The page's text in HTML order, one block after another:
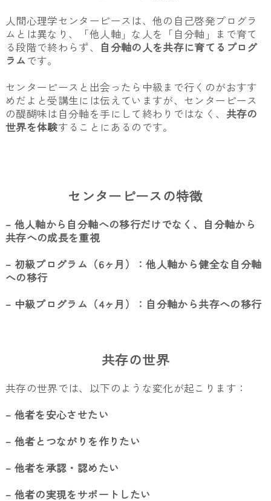
人間心理学センターピースは、他の自己啓発プログラ
ムとは異なり、「他人軸」な人を「自分軸」まで育て
る段階で終わらず、
自分軸の人を共存に育てるプログ
ラム です。
センターピースと出会ったら中級まで行くのがおすす
めだよと受講生には伝えていますが、センターピース
の醍醐味は自分軸を手にして終わりではなく、 共存の
世界を体験することにあるのです。
センターピースの特徴
– 他人軸から自分軸への移行だけでなく、自分軸から
共存への成長を重視
– 初級プログラム（6ヶ月）：他人軸から健全な自分軸
への移行
– 中級プログラム（4ヶ月）：自分軸から共存への移行
共存の世界
共存の世界では、以下のような変化が起こります：
– 他者を安心させたい
– 他者とつながりを作りたい
– 他者を承認・認めたい
– 他者の実現をサポートしたい